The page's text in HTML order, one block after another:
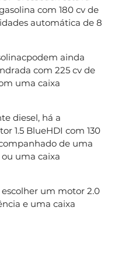
com 180 cv de
automática de 8
ainda
com 225 cv de
uma caixa
diesel, há a
1.5 BlueHDI com 130
de uma
uma caixa
um motor 2.0
e uma caixa